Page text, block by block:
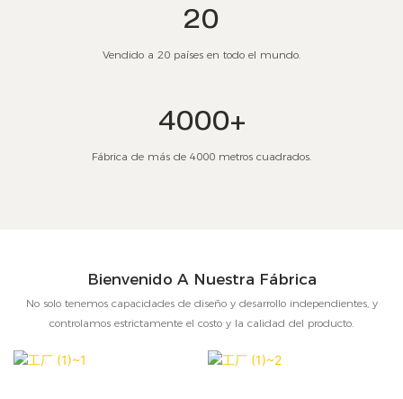
20
Vendido a 20 países en todo el mundo.
4000+
Fábrica de más de 4000 metros cuadrados.
Bienvenido A Nuestra Fábrica
No solo tenemos capacidades de diseño y desarrollo independientes, y
controlamos estrictamente el costo y la calidad del producto.